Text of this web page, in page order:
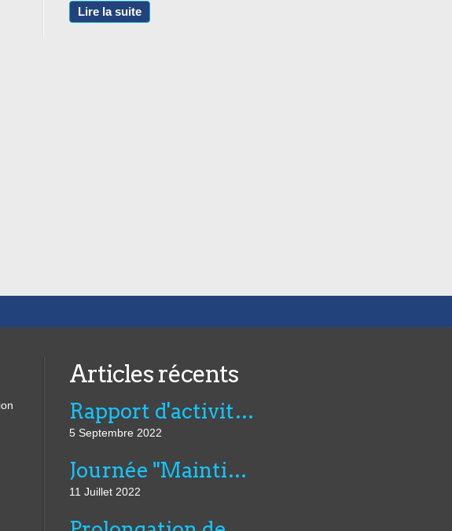
à embaucher des personnes en
situation de handicap. 62%moins 9
Lire la suite
Articles récents
Rapport d'activité de l'AVIE 2021
5 Septembre 2022
Journée "Maintien dans l’emploi, compensation et innovation technologique" du 07 juillet au CNFTP
11 Juillet 2022